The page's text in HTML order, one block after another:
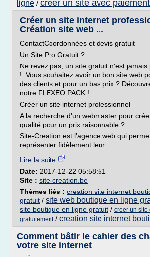
ligne / creer un site avec
Créer un site internet
Création site web ...
ContactCoordonnées et devis gratuit
Un Site Pro Gratuit ?
Ne rêvez pas, un site gratuit n'est jamais
! Vous souhaitez avoir un bon site web
des clients et pour un bas prix ?
notre FLEXEO PACK !
Créer un site internet professionnel
A la recherche d'un webmaster pour
qualité pour un prix raisonnable ?
Site-Creation est l'agence web qui
représenter fidèlement leur...
Lire la suite
Date: 2017-12-22 05:58:51
Site : site-creation.be
Thèmes liés : creation site internet
gratuit / site web boutique en ligne
site boutique en ligne gratuit / creer un site
gratuitement/ creation site internet
Comment bâtir le cahier des
votre site internet